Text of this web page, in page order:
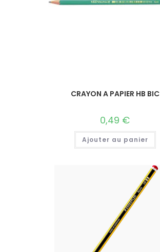
CRAYON A PAPIER HB BIC
0,49 €
Ajouter au panier